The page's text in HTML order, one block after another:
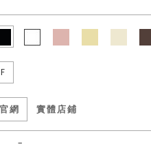
F
官網 實體店鋪